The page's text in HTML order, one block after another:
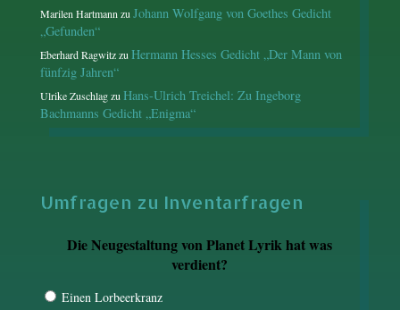
Marilen Hartmann zu Johann Wolfgang von Goethes Gedicht
„Gefunden“
Eberhard Ragwitzzu Hermann Hesses Gedicht „Der Mann von
fünfzig Jahren“
Ulrike Zuschlagzu Hans-Ulrich Treichel: Zu Ingeborg
Bachmanns Gedicht „Enigma“
Umfragen zu Inventarfragen
Die Neugestaltung von Planet Lyrik hat was
verdient?
Einen Lorbeerkranz